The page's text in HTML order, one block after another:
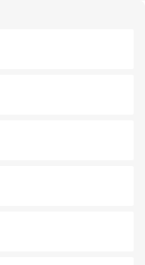
を楽しめる外せないスポット